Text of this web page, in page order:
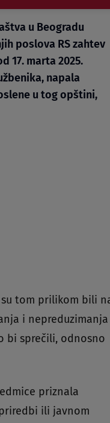
u Beogradu
poslova RS zahtev
17. marta 2025.
napala
u tog opštini,
tom prilikom bili
i nepreduzimanja
bi sprečili, odnosno
priznala
ili javnom